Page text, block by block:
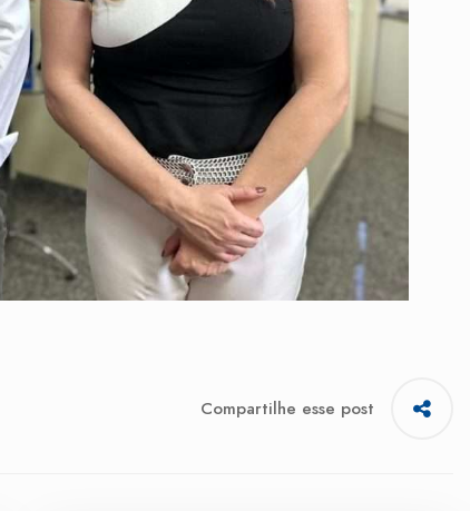
Compartilhe esse post